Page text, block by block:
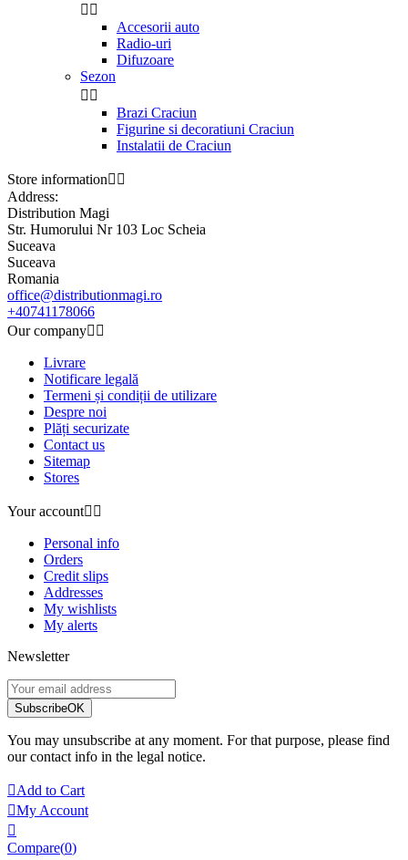
 
Accesorii auto
Radio-uri
Difuzoare
Sezon
 
Brazi Craciun
Figurine si decoratiuni Craciun
Instalatii de Craciun
Store information 
Address:
Distribution Magi
Str. Humorului Nr 103 Loc Scheia
Suceava
Suceava
Romania
office@distributionmagi.ro
+40741178066
Our company 
Livrare
Notificare legală
Termeni și condiții de utilizare
Despre noi
Plăți securizate
Contact us
Sitemap
Stores
Your account 
Personal info
Orders
Credit slips
Addresses
My wishlists
My alerts
Newsletter
SubscribeOK
You may unsubscribe at any moment. For that purpose, please find
our contact info in the legal notice.
Add to Cart
My Account

Compare(0)